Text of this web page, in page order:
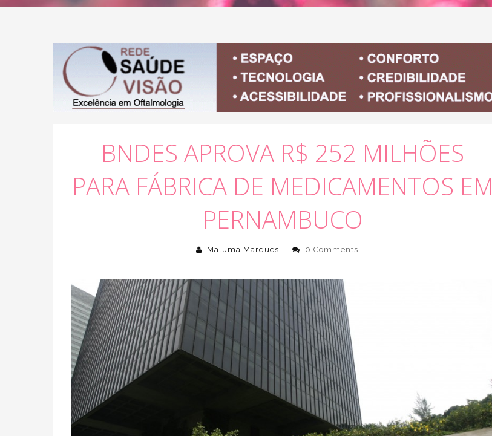
BNDES APROVA R$ 252 MILHÕES
PARA FÁBRICA DE MEDICAMENTOS EM
PERNAMBUCO
Maluma Marques 0 Comments